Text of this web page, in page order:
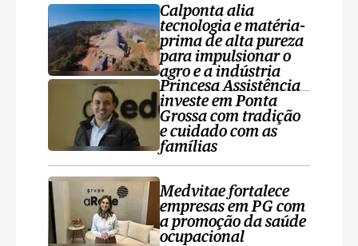
Calponta alia
tecnologia e matéria-
prima de alta pureza
para impulsionar o
agro e a indústria
Princesa Assistência
investe em Ponta
Grossa com tradição
e cuidado com as
famílias
Medvitae fortalece
empresas em PG com
a promoção da saúde
ocupacional